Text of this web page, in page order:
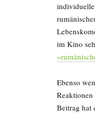
individuelle
im Kino
Ebenso
Beitrag hat